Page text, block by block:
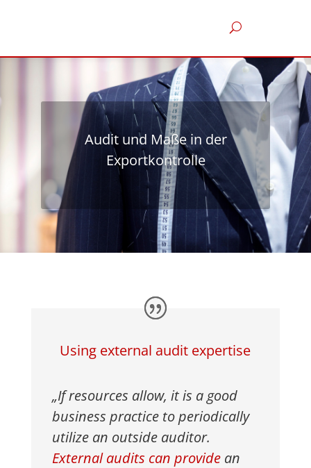
Audit und Maße in der
Exportkontrolle
Using external audit expertise
„If resources allow, it is a good
business practice to periodically
utilize an outside auditor.
External audits can providean